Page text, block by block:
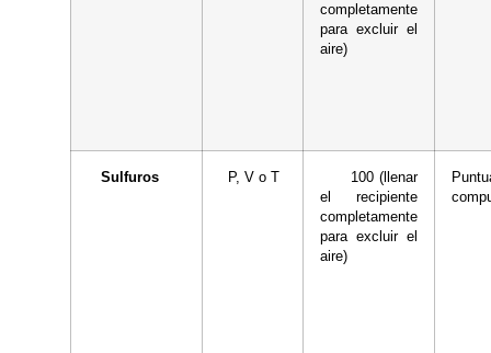
completamente
para excluir el
aire)
Sulfuros P, V o T
100 (llenar
el recipiente
completamente
para excluir el
aire)